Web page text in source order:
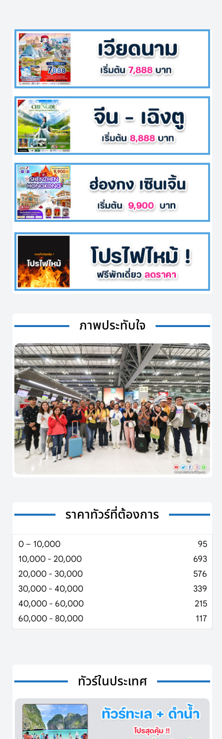
ภาพประทับใจ
ราคาทัวร์ที่ต้องการ
0 – 10,000
95
10,000 - 20,000
693
20,000 - 30,000
576
30,000 - 40,000
339
40,000 - 60,000
215
60,000 - 80,000
117
ทัวร์ในประเทศ